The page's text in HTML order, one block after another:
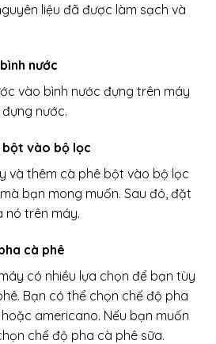
liệu đã được làm sạch và
nước
vào bình nước đựng trên máy
nước.
bột vào bộ lọc
và thêm cà phê bột vào bộ lọc
bạn mong muốn. Sau đó, đặt
nó trên máy.
cà phê
có nhiều lựa chọn để bạn tùy
Bạn có thể chọn chế độ pha
americano. Nếu bạn muốn
chế độ pha cà phê sữa.